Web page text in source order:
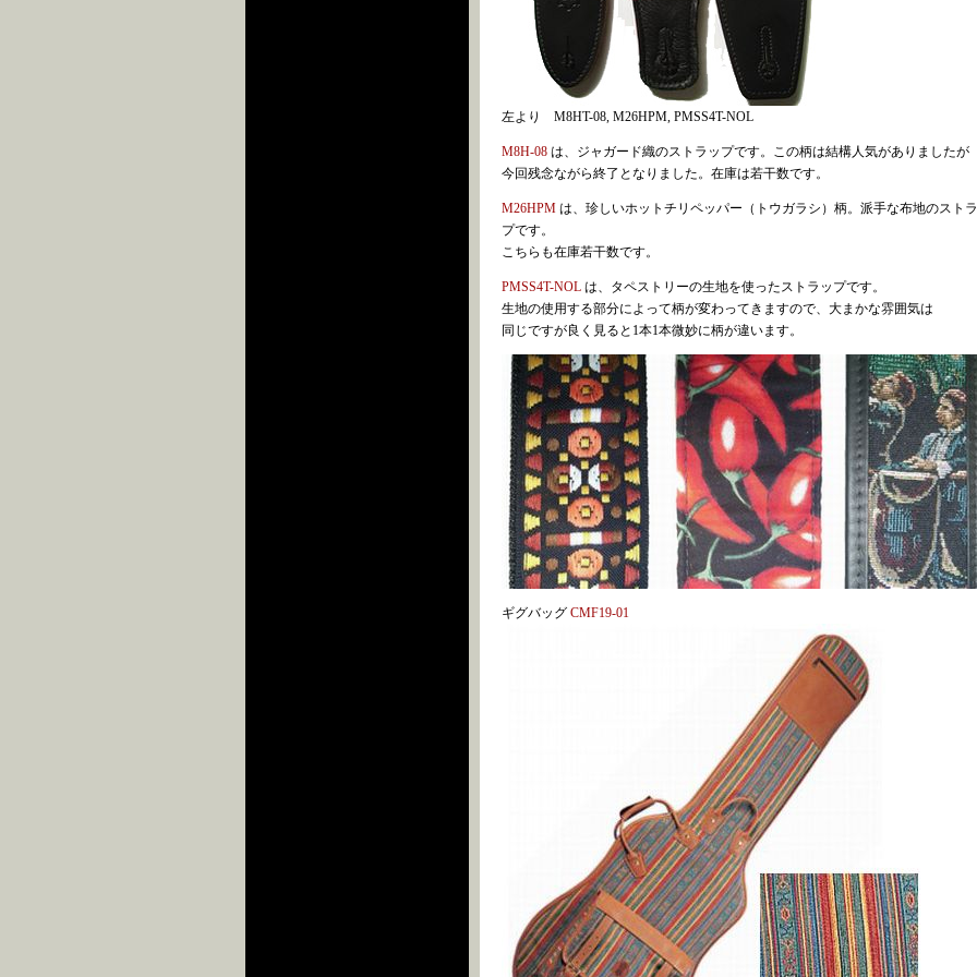
左より M8HT-08, M26HPM, PMSS4T-NOL
M8H-08は、ジャガード織のストラップです。この柄は結構人気がありましたが
今回残念ながら終了となりました。在庫は若干数です。
M26HPMは、珍しいホットチリペッパー（トウガラシ）柄。派手な布地のスト
プです。
こちらも在庫若干数です。
PMSS4T-NOLは、タペストリーの生地を使ったストラップです。
生地の使用する部分によって柄が変わってきますので、大まかな雰囲気は
同じですが良く見ると1本1本微妙に柄が違います。
ギグバッグ CMF19-01